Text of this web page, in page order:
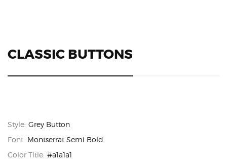
CLASSIC BUTTONS
Style: Grey Button
Font: Montserrat Semi Bold
Color Title: #a1a1a1